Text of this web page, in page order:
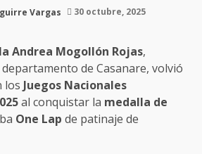
Vargas 30 octubre, 2025
Andrea Mogollón Rojas,
de Casanare, volvió
los Juegos Nacionales
al conquistar la medalla de
One Lap de patinaje de